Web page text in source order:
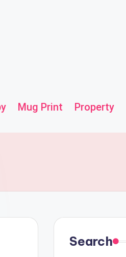
Mug Print Property
Search